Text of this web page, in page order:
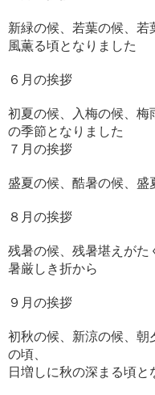
新緑の候、若葉の候、
風薫る頃となりました
６月の挨拶
初夏の候、入梅の候、
の季節となりました
７月の挨拶
盛夏の候、酷暑の候、
８月の挨拶
残暑の候、残暑堪えが
暑厳しき折から
９月の挨拶
初秋の候、新涼の候、朝
の頃、
日増しに秋の深まる頃と